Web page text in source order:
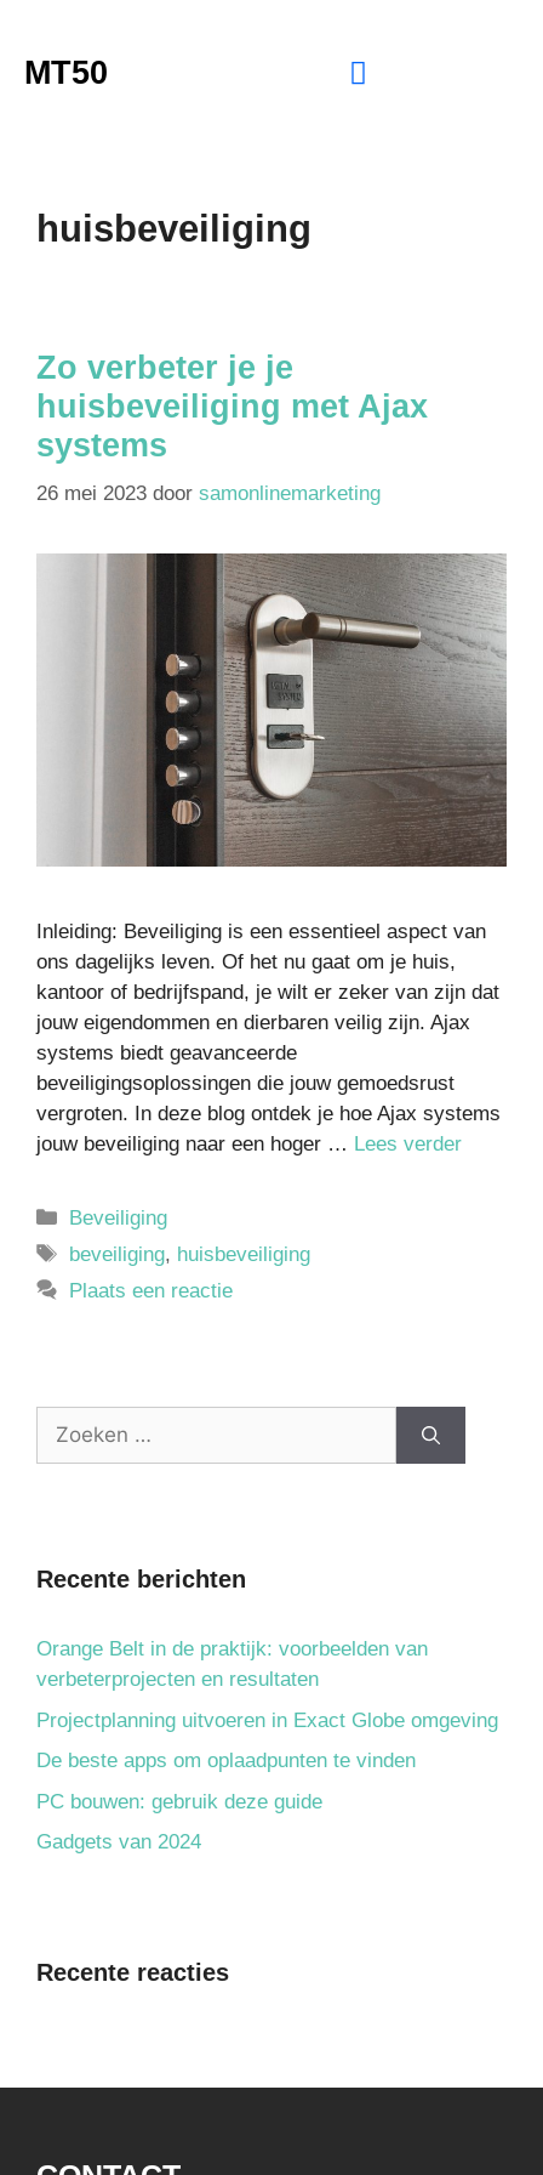
MT50
huisbeveiliging
Zo verbeter je je
huisbeveiliging met Ajax
systems
26 mei 2023 door samonlinemarketing
Inleiding: Beveiliging is een essentieel aspect van
ons dagelijks leven. Of het nu gaat om je huis,
kantoor of bedrijfspand, je wilt er zeker van zijn dat
jouw eigendommen en dierbaren veilig zijn. Ajax
systems biedt geavanceerde
beveiligingsoplossingen die jouw gemoedsrust
vergroten. In deze blog ontdek je hoe Ajax systems
jouw beveiliging naar een hoger … Lees verder
Beveiliging
beveiliging, huisbeveiliging
Plaats een reactie
Recente berichten
Orange Belt in de praktijk: voorbeelden van
verbeterprojecten en resultaten
Projectplanning uitvoeren in Exact Globe omgeving
De beste apps om oplaadpunten te vinden
PC bouwen: gebruik deze guide
Gadgets van 2024
Recente reacties